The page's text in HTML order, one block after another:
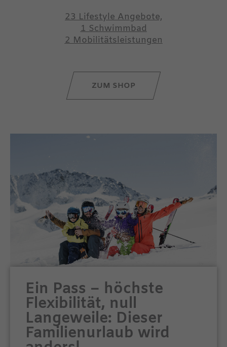
23 Lifestyle Angebote,
1 Schwimmbad
2 Mobilitätsleistungen
ZUM SHOP
Ein Pass – höchste
Flexibilität, null
Langeweile: Dieser
Familienurlaub wird